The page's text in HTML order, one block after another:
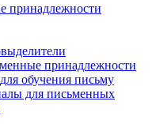
принадлежности
принадлежности
обучения письму
для письменных